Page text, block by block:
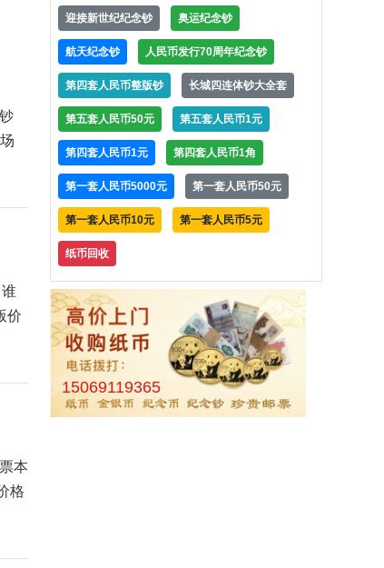
价
本
格
迎接新世纪纪念钞 奥运纪念钞
航天纪念钞 人民币发行70周年纪念钞
第四套人民币整版钞 长城四连体钞大全套
第五套人民币50元 第五套人民币1元
第四套人民币1元 第四套人民币1角
第一套人民币5000元 第一套人民币50元
第一套人民币10元 第一套人民币5元
纸币回收
15069119365